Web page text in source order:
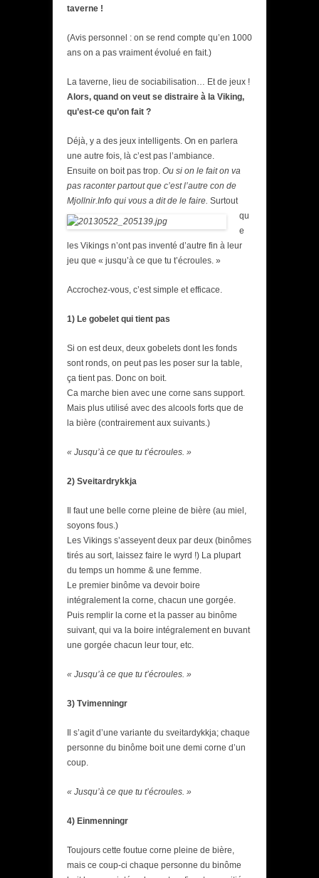
taverne !
(Avis personnel : on se rend compte qu’en 1000
ans on a pas vraiment évolué en fait.)
La taverne, lieu de sociabilisation… Et de jeux !
Alors, quand on veut se distraire à la Viking,
qu’est-ce qu’on fait ?
Déjà, y a des jeux intelligents. On en parlera
une autre fois, là c’est pas l’ambiance.
Ensuite on boit pas trop. Ou si on le fait on va
pas raconter partout que c’est l’autre con de
Mjollnir.Info qui vous a dit de le faire. Surtout
qu
e
les Vikings n’ont pas inventé d’autre fin à leur
jeu que « jusqu’à ce que tu t’écroules. »
Accrochez-vous, c’est simple et efficace.
1) Le gobelet qui tient pas
Si on est deux, deux gobelets dont les fonds
sont ronds, on peut pas les poser sur la table,
ça tient pas. Donc on boit.
Ca marche bien avec une corne sans support.
Mais plus utilisé avec des alcools forts que de
la bière (contrairement aux suivants.)
« Jusqu’à ce que tu t’écroules. »
2) Sveitardrykkja
Il faut une belle corne pleine de bière (au miel,
soyons fous.)
Les Vikings s’asseyent deux par deux (binômes
tirés au sort, laissez faire le wyrd !) La plupart
du temps un homme & une femme.
Le premier binôme va devoir boire
intégralement la corne, chacun une gorgée.
Puis remplir la corne et la passer au binôme
suivant, qui va la boire intégralement en buvant
une gorgée chacun leur tour, etc.
« Jusqu’à ce que tu t’écroules. »
3) Tvimenningr
Il s’agit d’une variante du sveitardykkja; chaque
personne du binôme boit une demi corne d’un
coup.
« Jusqu’à ce que tu t’écroules. »
4) Einmenningr
Toujours cette foutue corne pleine de bière,
mais ce coup-ci chaque personne du binôme